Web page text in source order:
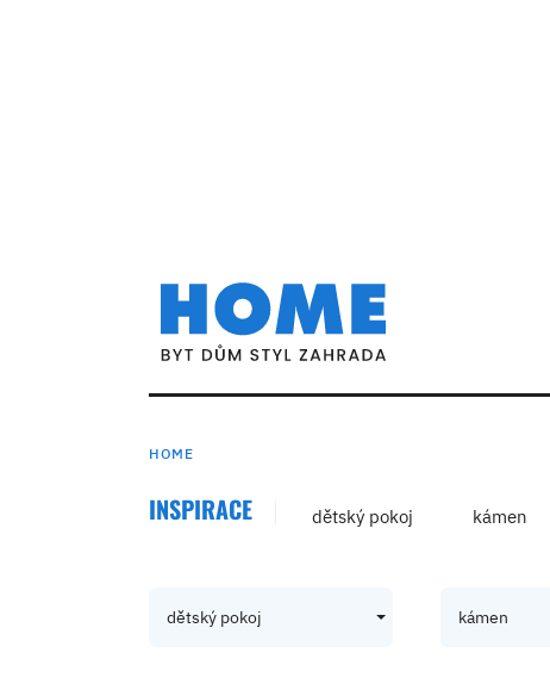
HOME
INSPIRACE dětský pokoj kámen
dětský pokoj kámen